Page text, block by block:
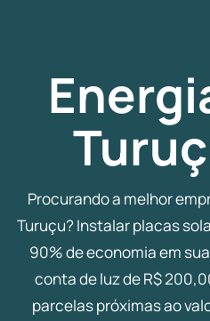
Procurando a melhor
Turuçu? Instalar placas
90% de economia em
conta de luz de R$
parcelas próximas ao